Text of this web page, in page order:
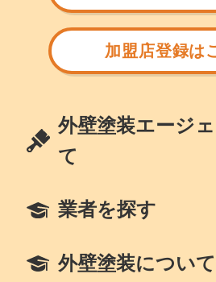
加盟店登録は
外壁塗装エージ
て
業者を探す
外壁塗装につい